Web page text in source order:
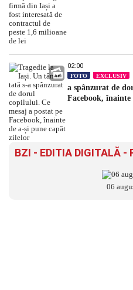
02:00
FOTO EXCLUSIV
a spânzurat de
Facebook,
BZI - EDITIA DIGITALĂ -
06